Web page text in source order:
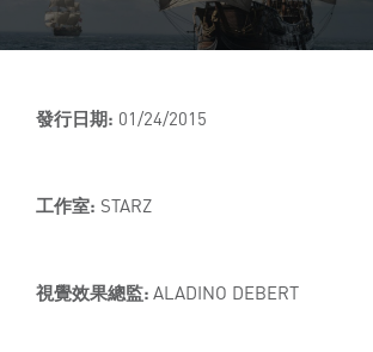
發行日期: 01/24/2015
工作室: STARZ
視覺效果總監: ALADINO DEBERT